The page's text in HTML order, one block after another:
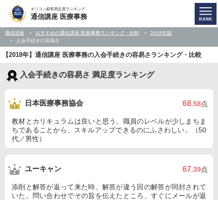
オリコン顧客満足度ランキング
通信講座 医療事務
通信講座 おすすめの通信講座 医療事務ランキング・比較
2018年版
入会手続きの容易さ
【2018年】通信講座 医療事務の入会手続きの容易さランキング・比較
入会手続きの容易さ 満足度ランキング
日本医療事務協会 68.58点
教材とカリキュラムは良いと思う。職員のレベルが少しまちま
ちであることから、スキルアップできるのにふさわしい。（50
代／男性）
ユーキャン 67.39点
添削と解答が返って来た時、解答が違う回の解答が同封されて
いた。問い合わせでその旨を伝えたところ、すぐにメールが返